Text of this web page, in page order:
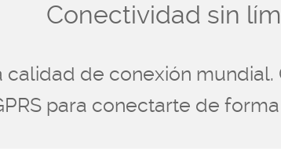
Conectividad sin
calidad de conexión
para conectarte de